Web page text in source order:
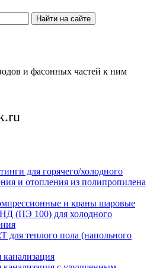
Найти на сайте
и фасонных частей к ним
для горячего/холодного
и отопления из полипропилена
и краны шаровые
(ПЭ 100) для холодного
для теплого пола (напольного